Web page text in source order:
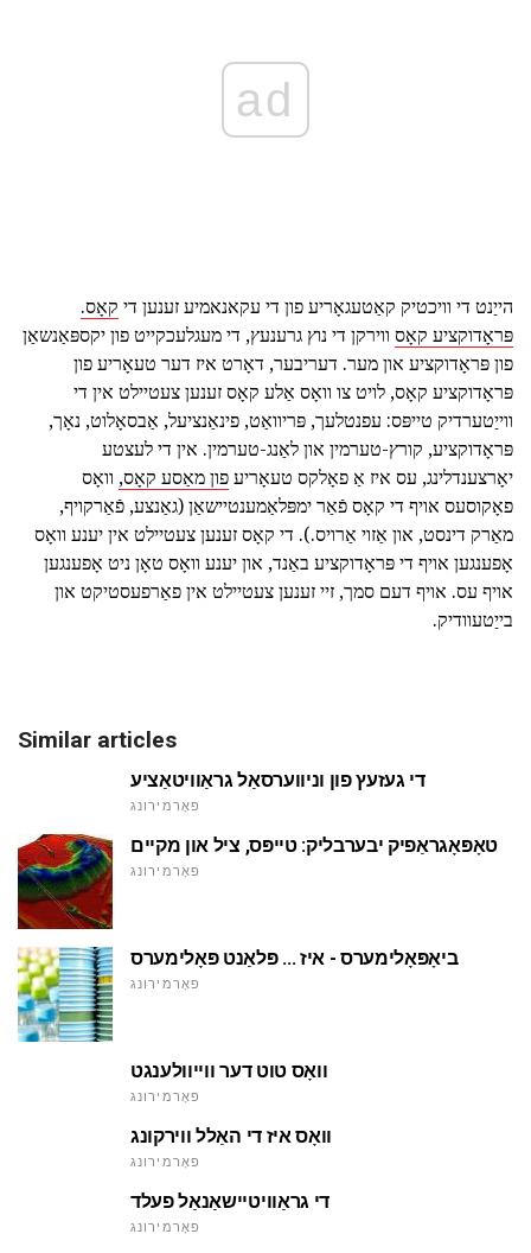
ad
הייַנט די וויכטיק קאַטעגאָריע פון די עקאנאמיע זענען די קאָס.
פּראָדוקציע קאָס ווירקן די נוץ גרענעץ, די מעגלעכקייט פון יקספּאַנשאַן
פון פּראָדוקציע און מער. דעריבער, דאָרט איז דער טעאָריע פון
פּראָדוקציע קאָס, לויט צו וואָס אַלע קאָס זענען צעטיילט אין די
ווייַטערדיק טייפּס: עפנטלעך, פּריוואַט, פינאַנציעל, אַבסאָלוט, נאָך,
פּראָדוקציע, קורץ-טערמין און לאַנג-טערמין. אין די לעצטע
יאָרצענדלינג, עס איז אַ פאָלקס טעאָריעפון מאַסע קאָס, וואָס
פאָקוסעס אויף די קאָס פֿאַר ימפּלאַמענטיישאַן (גאַנצע, פֿאַרקויף,
מאַרק דינסט, און אַזוי אַרויס.). די קאָס זענען צעטיילט אין יענע וואָס
אָפענגען אויף די פּראָדוקציע באַנד, און יענע וואָס טאָן ניט אָפענגען
אויף עס. אויף דעם סמך, זיי זענען צעטיילט אין פאַרפעסטיקט און
בייַטעוודיק.
Similar articles
די געזעץ פון וניווערסאַל גראַוויטאַציע
פאָרמירונג
טאָפּאָגראַפיק יבערבליק: טייפּס, ציל און מקיים
פאָרמירונג
ביאָפּאָלימערס - איז ... פּלאַנט פּאָלימערס
פאָרמירונג
וואָס טוט דער ווייוולענגט
פאָרמירונג
וואָס איז די האַלל ווירקונג
פאָרמירונג
די גראַוויטיישאַנאַל פעלד
פאָרמירונג